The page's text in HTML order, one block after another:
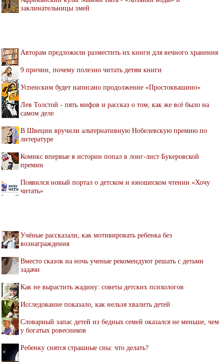
заклинательницы змей
Авторам предложили разместить их книги для вечного хранения
9 причин, почему полезно читать детям книги
Успенским будет написано продолжение «Простоквашино»
Лев Толстой - пять мифов и рассказ о том, как же всё было на
самом деле
В Швеции вручили альтернативную Нобелевскую премию по
литературе
Комикс впервые в истории попал в лонг-лист Букеровской
премии
Появился новый портал о детском и юношеском чтении «Хочу
читать»
Учёные рассказали, как мотивировать ребенка без
вознаграждения
Вместо сказок на ночь ученые рекомендуют решать с детьми
задачи
Как не вырастить жадину: советы детских психологов
Исследование показало, как нельзя хвалить детей
Словарный запас детей из бедных семей оказался не меньше, чем
у богатых ровесников
Ребенку снятся страшные сны: что делать?